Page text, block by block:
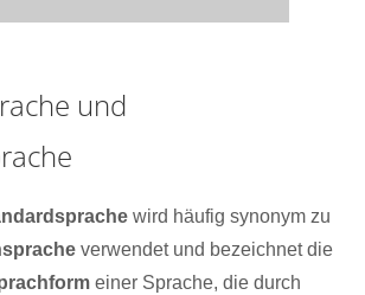
und
wird häufig synonym zu
verwendet und bezeichnet die
einer Sprache, die durch